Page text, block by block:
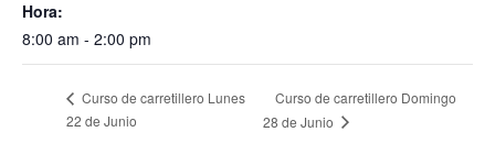
Hora:
8:00 am - 2:00 pm
Curso de carretillero Lunes
22 de Junio
Curso de carretillero Domingo
28 de Junio